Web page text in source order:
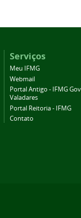
Serviços
Meu IFMG
Webmail
Portal Antigo - IFMG
Valadares
Portal Reitoria - IFMG
Contato